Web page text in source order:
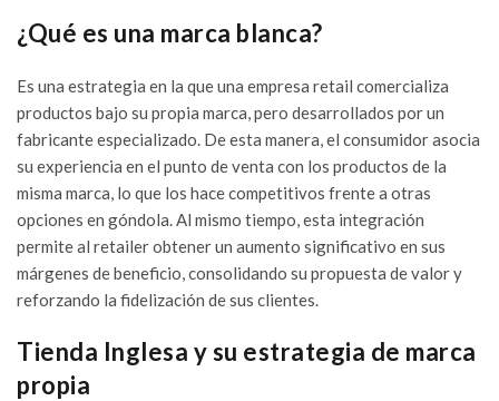
¿Qué es una marca blanca?
Es una estrategia en la que una empresa retail comercializa
productos bajo su propia marca, pero desarrollados por un
fabricante especializado. De esta manera, el consumidor asocia
su experiencia en el punto de venta con los productos de la
misma marca, lo que los hace competitivos frente a otras
opciones en góndola. Al mismo tiempo, esta integración
permite al retailer obtener un aumento significativo en sus
márgenes de beneficio, consolidando su propuesta de valor y
reforzando la fidelización de sus clientes.
Tienda Inglesa y su estrategia de marca
propia
MEDIDOR DE
CONSUMO DE
ELÉCTRICA
27/07/2026
YA PODÉS
ADQUIRIR
QUADRA CON
BASE PARA
INSTALACIONES
EXTERIORES
13/07/2026
SODIMAC:
UNA